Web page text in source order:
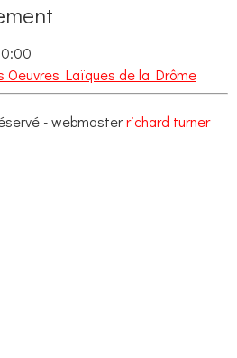
Oeuvres Laïques de la Drôme
- webmasterrichard turner